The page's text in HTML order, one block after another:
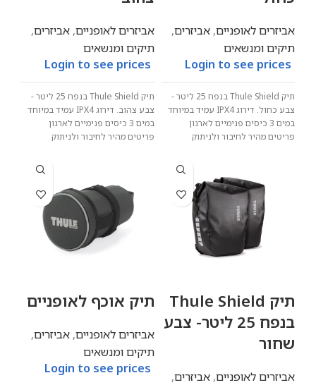
אביזרים לאופניים, אביזרים,
תיקים ומנשאים
Login to see prices
תיק Thule Shield
בנפח 25 ליטר -
צבע כחול. דירוגIPX4 עמיד במיוחד
במים
3 כיסים פנימיים לארגון
פריטיםמהיר לחיבור ולניתוק
אביזרים לאופניים, אביזרים,
תיקים ומנשאים
Login to see prices
תיק Thule Shield בנפח 25 ליטר -
צבע צהוב. דירוג IPX4 עמיד במיוחד
במים 3 כיסים פנימיים לארגון
פריטים מהיר לחיבור ולניתוק
תיק Thule Shield
בנפח 25 ליטר- צבע
שחור
אביזרים לאופניים, אביזרים,
תיק אוכף לאופניים
אביזרים לאופניים, אביזרים,
תיקים ומנשאים
Login to see prices